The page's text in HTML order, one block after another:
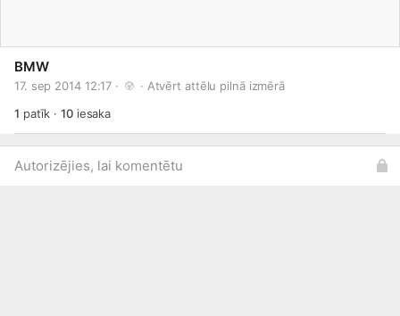
BMW
17. sep 2014 12:17 · · Atvērt attēlu pilnā izmērā
1 patīk ·10iesaka
Autorizējies, lai komentētu